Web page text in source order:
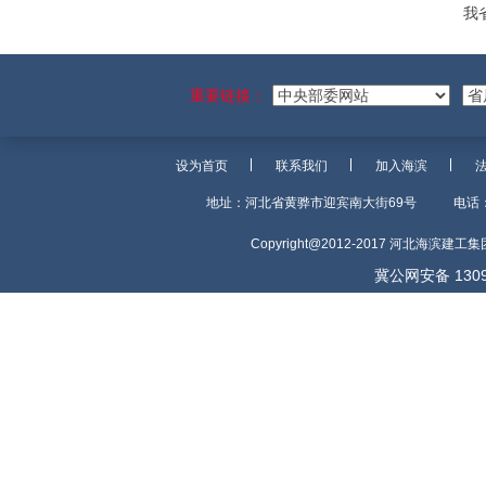
我
重要链接：
设为首页 联系我们 加入海滨
地址：河北省黄骅市迎宾南大街69号 电话
Copyright@2012-2017 河北海滨建工集
冀公网安备